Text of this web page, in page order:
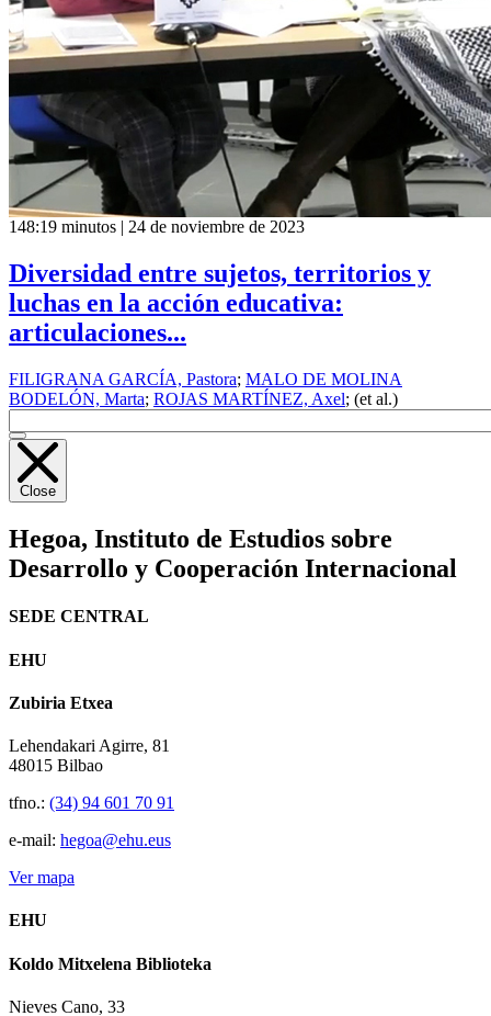
148:19 minutos | 24 de noviembre de 2023
Diversidad entre sujetos, territorios y
luchas en la acción educativa:
articulaciones...
FILIGRANA GARCÍA, Pastora; MALO DE MOLINA
BODELÓN, Marta; ROJAS MARTÍNEZ, Axel; (et al.)
Close
Hegoa, Instituto de Estudios sobre
Desarrollo y Cooperación Internacional
SEDE CENTRAL
EHU
Zubiria Etxea
Lehendakari Agirre, 81
48015 Bilbao
tfno.: (34) 94 601 70 91
e-mail: hegoa@ehu.eus
Ver mapa
EHU
Koldo Mitxelena Biblioteka
Nieves Cano, 33